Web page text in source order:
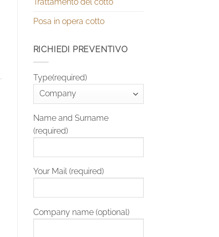
Posa in opera cotto
RICHIEDI PREVENTIVO
Type(required)
Name and Surname
(required)
Your Mail (required)
Company name (optional)